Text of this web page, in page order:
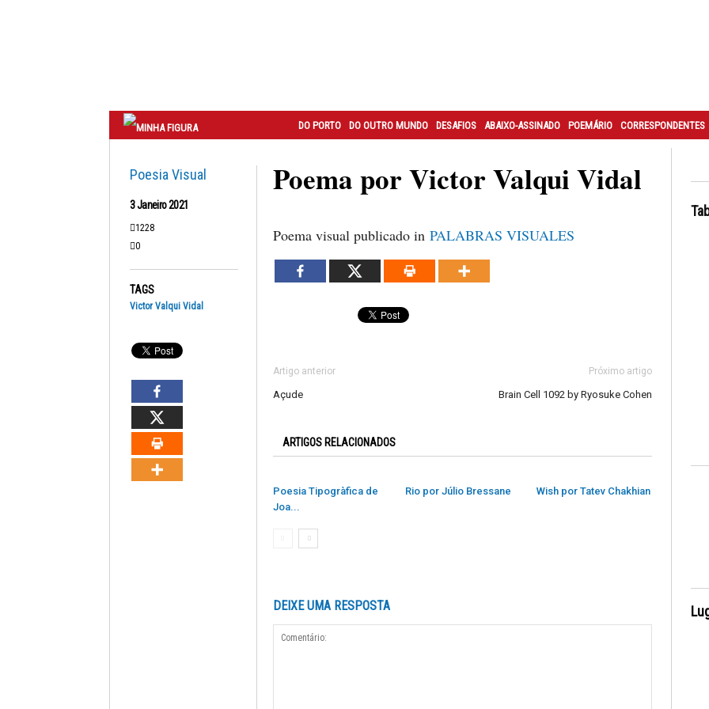
DO PORTO DO OUTRO MUNDO DESAFIOS ABAIXO-ASSINADO POEMÁRIO CORRESPONDENTES
Poesia Visual
3 Janeiro 2021
1228
0
TAGS
Victor Valqui Vidal
Poema por Victor Valqui Vidal
Poema visual publicado in PALABRAS VISUALES
Artigo anterior
Açude
Próximo artigo
Brain Cell 1092 by Ryosuke Cohen
ARTIGOS RELACIONADOS
Poesia Tipogràfica de
Joa...
Rio por Júlio Bressane Wish por Tatev Chakhian
DEIXE UMA RESPOSTA